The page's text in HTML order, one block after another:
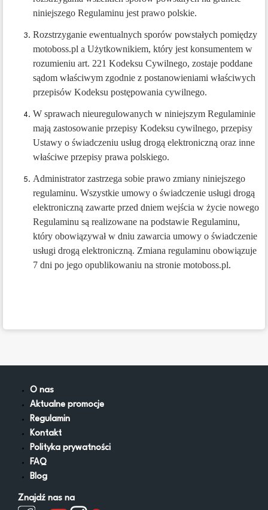
niniejszego Regulaminu jest prawo polskie.
Rozstrzyganie ewentualnych sporów powstałych pomiędzy
motoboss.pl a Użytkownikiem, który jest konsumentem w
rozumieniu art. 221 Kodeksu Cywilnego, zostaje poddane
sądom właściwym zgodnie z postanowieniami właściwych
przepisów Kodeksu postępowania cywilnego.
W sprawach nieuregulowanych w niniejszym Regulaminie
mają zastosowanie przepisy Kodeksu cywilnego, przepisy
Ustawy o świadczeniu usług drogą elektroniczną oraz inne
właściwe przepisy prawa polskiego.
Administrator zastrzega sobie prawo zmiany niniejszego
regulaminu. Wszystkie umowy o świadczenie usługi drogą
elektroniczną zawarte przed dniem wejścia w życie nowego
Regulaminu są realizowane na podstawie Regulaminu,
który obowiązywał w dniu zawarcia umowy o świadczenie
usługi drogą elektroniczną. Zmiana regulaminu obowiązuje
7 dni po jego opublikowaniu na stronie motoboss.pl.
O nas
Aktualne promocje
Regulamin
Kontakt
Polityka prywatności
FAQ
Blog
Znajdź nas na